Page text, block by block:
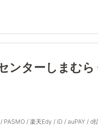
ンターしまむら
/ 楽天Edy / iD / auPAY / d